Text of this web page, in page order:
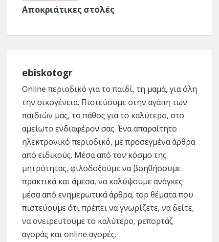
Αποκριάτικες στολές
ebiskotogr
Online περιοδικό για το παιδί, τη μαμά, για όλη
την οικογένεια. Πιστεύουμε στην αγάπη των
παιδιών μας, το πάθος για το καλύτερο, στο
αμείωτο ενδιαφέρον σας. Ένα απαραίτητο
ηλεκτρονικό περιοδικό, με προσεγμένα άρθρα
από ειδικούς. Μέσα από τον κόσμο της
μητρότητας, φιλοδοξούμε να βοηθήσουμε
πρακτικά και άμεσα, να καλύψουμε ανάγκες
μέσα από ενημερωτικά άρθρα, top θέματα που
πιστεύουμε ότι πρέπει να γνωρίζετε, να δείτε,
να ονειρευτούμε το καλύτερο, ρεπορτάζ
αγοράς και online αγορές.